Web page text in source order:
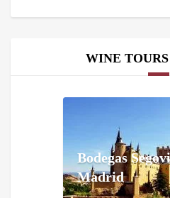
WINE
Bodegas
Madrid